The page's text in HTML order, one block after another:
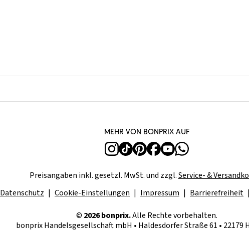
Mehr von bonprix auf
Preisangaben inkl. gesetzl. MwSt. und zzgl.Service- &
Datenschutz Cookie-Einstellungen Impressum Barrierefreiheit
© 2026 bonprix.Alle Rechte vorbehalten.
bonprix Handelsgesellschaft mbH • Haldesdorfer Straße 61 • 22179